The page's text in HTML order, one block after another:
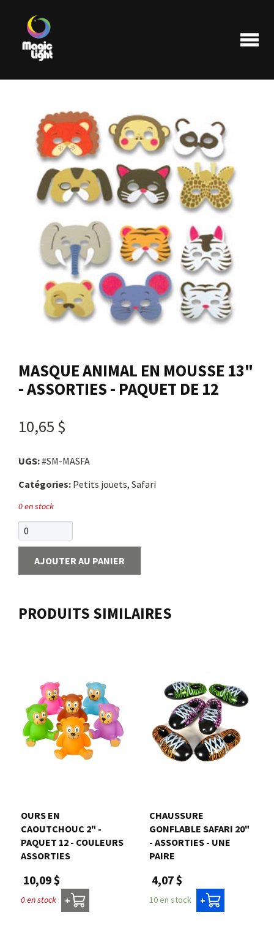
Produits
Les plus populaires
Liquidations
FAQ
Nous joindre
Panier
MASQUE ANIMAL EN MOUSSE 13"
- ASSORTIES - PAQUET DE 12
10,65 $
UGS:#SM-MASFA
Catégories: Petits jouets, Safari
0 en stock
AJOUTER AU PANIER
PRODUITS SIMILAIRES
OURS EN
CAOUTCHOUC 2" -
PAQUET 12 - COULEURS
ASSORTIES
10,09 $
0 en stock +
CHAUSSURE
GONFLABLE SAFARI 20"
- ASSORTIES - UNE
PAIRE
4,07 $
10 en stock +